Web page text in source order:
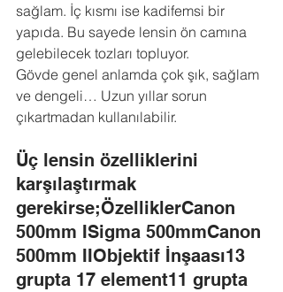
sağlam. İç kısmı ise kadifemsi bir
yapıda. Bu sayede lensin ön camına
gelebilecek tozları topluyor.
Gövde genel anlamda çok şık, sağlam
ve dengeli… Uzun yıllar sorun
çıkartmadan kullanılabilir.
Üç lensin özelliklerini
karşılaştırmak
gerekirse;ÖzelliklerCanon
500mm ISigma 500mmCanon
500mm IIObjektif İnşaası13
grupta 17 element11 grupta